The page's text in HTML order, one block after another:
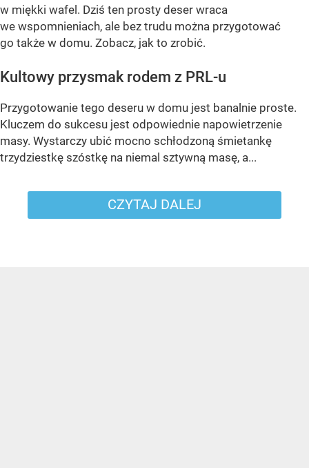
w miękki wafel. Dziś ten prosty deser wraca
we wspomnieniach, ale bez trudu można przygotować
go także w domu. Zobacz, jak to zrobić.
Kultowy przysmak rodem z PRL-u
Przygotowanie tego deseru w domu jest banalnie proste.
Kluczem do sukcesu jest odpowiednie napowietrzenie
masy. Wystarczy ubić mocno schłodzoną śmietankę
trzydziestkę szóstkę na niemal sztywną masę, a...
CZYTAJ DALEJ